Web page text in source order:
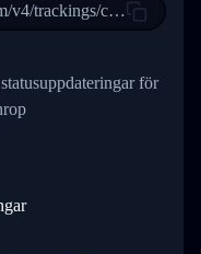
Facility
03-06 15:28:00",
"Shipment
v4/trackings/create
för